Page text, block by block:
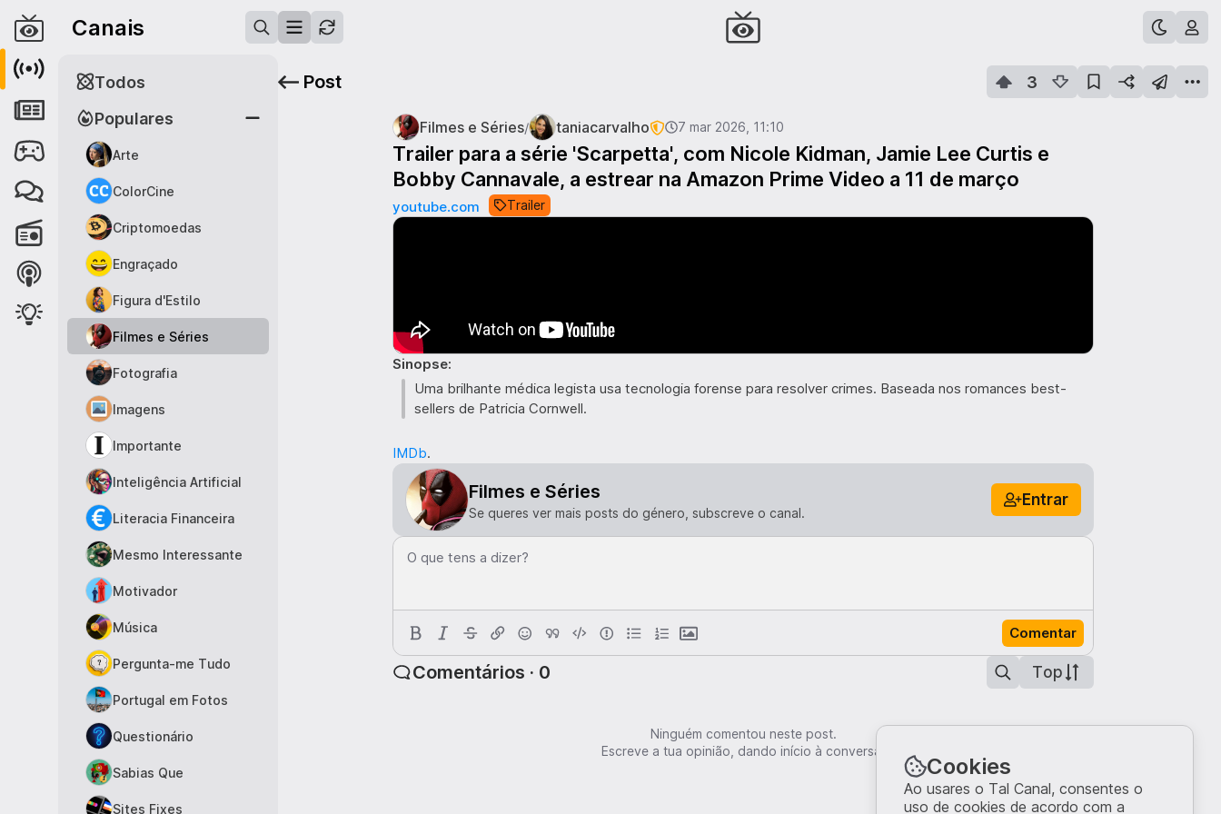
Canais
Populares
Arte
ColorCine
Criptomoedas
Engraçado
Figura d'Estilo
Filmes e Séries
Fotografia
Imagens
Importante
Inteligência Artificial
Literacia Financeira
Mesmo Interessante
Motivador
Música
Pergunta-me Tudo
Portugal em Fotos
Questionário
Sabias Que
Sites Fixes
Todos Post 3
Filmes e Séries/ taniacarvalho 7 mar 2026, 11:10
Trailer para a série 'Scarpetta', com Nicole Kidman, Jamie Lee Curtis e
Bobby Cannavale, a estrear na Amazon Prime Video a 11 de março
youtube.com Trailer
Sinopse:
Uma brilhante médica legista usa tecnologia forense para resolver crimes. Baseada nos romances best-
sellers de Patricia Cornwell.
IMDb.
Filmes e Séries
Se queres ver mais posts do género, subscreve o canal.
Entrar
O que tens a dizer?
Comentar
Comentários · 0 Top
Ninguém comentou neste post.
Escreve a tua opinião, dando início à conversa.
Cookies
Ao usares o Tal Canal, consentes o
uso de cookies de acordo com a